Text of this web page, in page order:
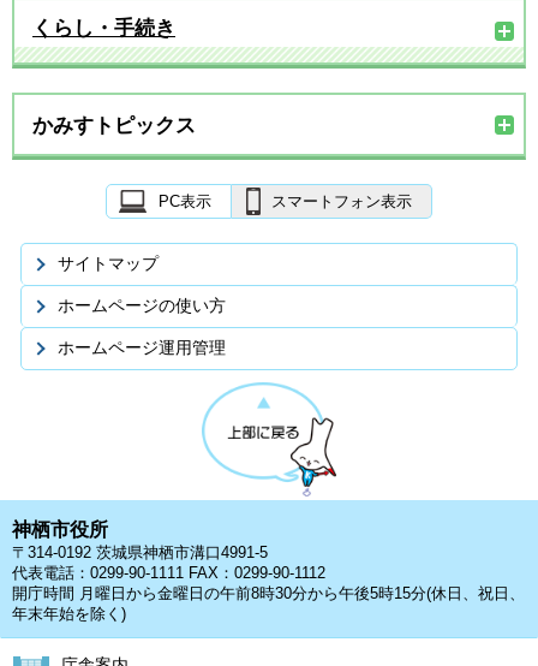
くらし・手続き
かみすトピックス
PC表示 スマートフォン表示
サイトマップ
ホームページの使い方
ホームページ運用管理
神栖市役所
〒314-0192 茨城県神栖市溝口4991-5
代表電話：0299-90-1111 FAX：0299-90-1112
開庁時間 月曜日から金曜日の午前8時30分から午後5時15分(休日、祝日、
年末年始を除く)